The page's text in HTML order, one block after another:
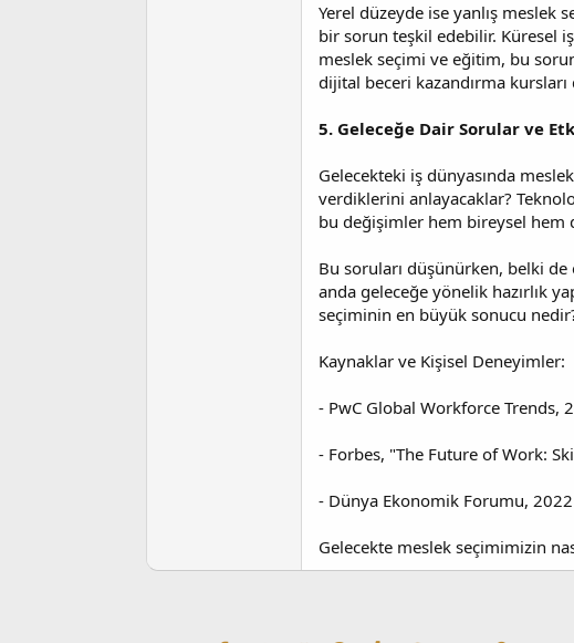
Yerel düzeyde ise yanlış
bir sorun teşkil edebilir. Küresel
meslek seçimi ve eğitim, bu
dijital beceri kazandırma
5. Geleceğe Dair Sorular ve
Gelecekteki iş dünyasında
verdiklerini anlayacaklar?
bu değişimler hem bireysel hem
Bu soruları düşünürken, belki
anda geleceğe yönelik hazırlık
seçiminin en büyük sonucu
Kaynaklar ve Kişisel Deneyimler:
- PwC Global Workforce Trends,
- Forbes, "The Future of Work:
- Dünya Ekonomik Forumu,
Gelecekte meslek seçimimizin